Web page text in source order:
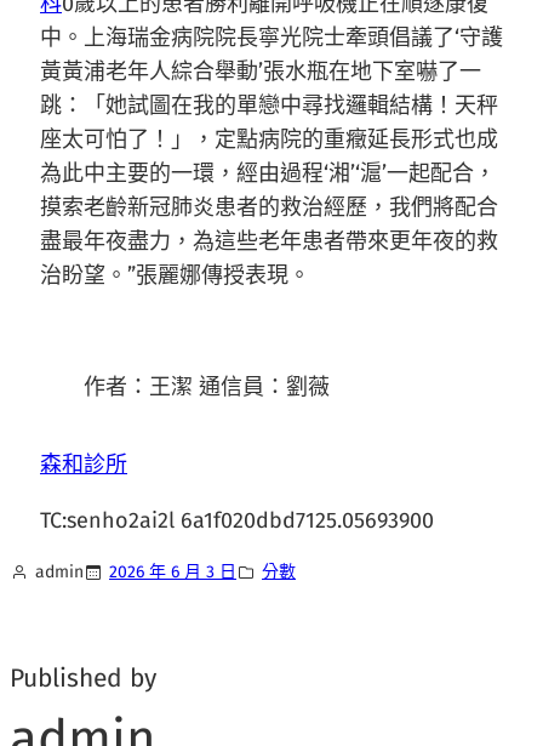
中。上海瑞金病院院長寧光院士牽頭倡議了‘守護
黃黃浦老年人綜合舉動’張水瓶在地下室嚇了一
跳：「她試圖在我的單戀中尋找邏輯結構！天秤
座太可怕了！」，定點病院的重癥延長形式也成
為此中主要的一環，經由過程‘湘’‘滬’一起配合，
摸索老齡新冠肺炎患者的救治經歷，我們將配合
盡最年夜盡力，為這些老年患者帶來更年夜的救
治盼望。”張麗娜傳授表現。
作者：王潔 通信員：劉薇
森和診所
TC:senho2ai2l 6a1f020dbd7125.05693900
admin 2026 年 6 月 3 日 分數
Published by